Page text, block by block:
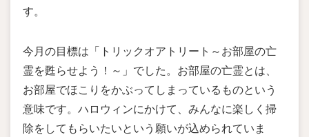
す。
今月の目標は「トリックオアトリート～お部屋の亡
霊を甦らせよう！～」でした。お部屋の亡霊とは、
お部屋でほこりをかぶってしまっているものという
意味です。ハロウィンにかけて、みんなに楽しく掃
除をしてもらいたいという願いが込められていま